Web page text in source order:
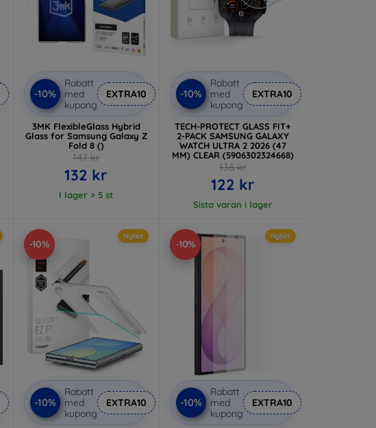
-10%
Rabatt
med
kupong
EXTRA10
3MK FlexibleGlass Hybrid
Glass for Samsung Galaxy Z
Fold 8 ()
147 kr
132 kr
I lager > 5 st
-10%
Rabatt
med
kupong
EXTRA10
TECH-PROTECT GLASS FIT+
2-PACK SAMSUNG GALAXY
WATCH ULTRA 2 2026 (47
MM) CLEAR (5906302324668)
136 kr
122 kr
Sista varan i lager
-10%
Nyhet
-10%
Rabatt
med
kupong
EXTRA10
-10%
Nyhet
-10%
Rabatt
med
kupong
EXTRA10